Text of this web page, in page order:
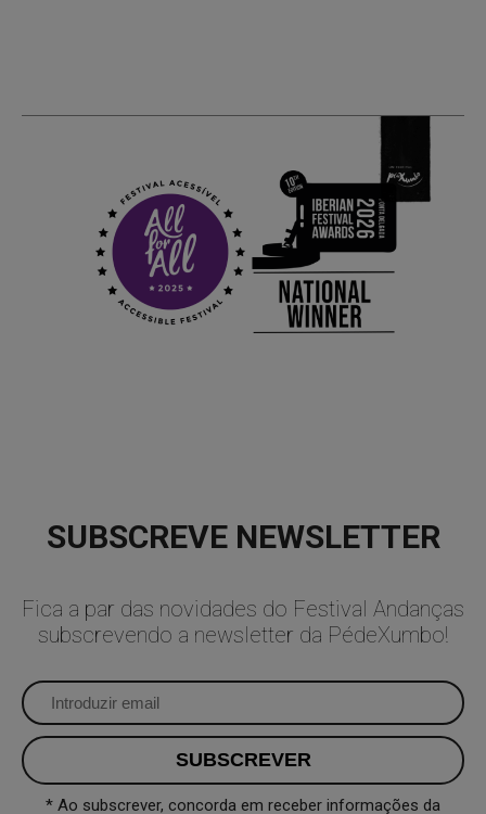
SUBSCREVE NEWSLETTER
Fica a par das novidades do Festival Andanças
subscrevendo a newsletter da PédeXumbo!
* Ao subscrever, concorda em receber informações da